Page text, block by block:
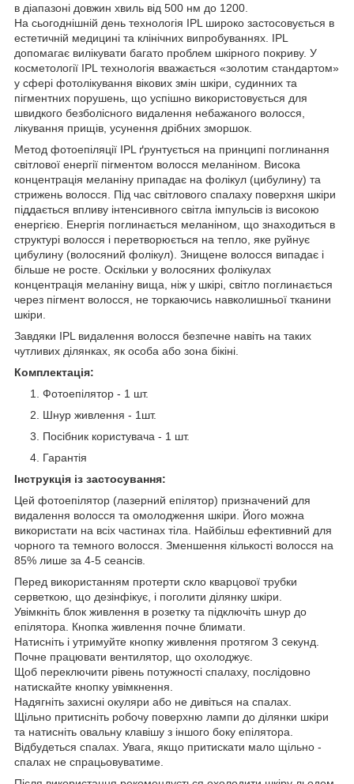
в діапазоні довжин хвиль від 500 нм до 1200.
На сьогоднішній день технологія IPL широко застосовується в
естетичній медицині та клінічних випробуваннях. IPL
допомагає вилікувати багато проблем шкірного покриву. У
косметології IPL технологія вважається «золотим стандартом»
у сфері фотолікування вікових змін шкіри, судинних та
пігментних порушень, що успішно використовується для
швидкого безболісного видалення небажаного волосся,
лікування прищів, усунення дрібних зморшок.
Метод фотоепіляції IPL ґрунтується на принципі поглинання
світлової енергії пігментом волосся меланіном. Висока
концентрація меланіну припадає на фолікул (цибулину) та
стрижень волосся. Під час світлового спалаху поверхня шкіри
піддається впливу інтенсивного світла імпульсів із високою
енергією. Енергія поглинається меланіном, що знаходиться в
структурі волосся і перетворюється на тепло, яке руйнує
цибулину (волосяний фолікул). Знищене волосся випадає і
більше не росте. Оскільки у волосяних фолікулах
концентрація меланіну вища, ніж у шкірі, світло поглинається
через пігмент волосся, не торкаючись навколишньої тканини
шкіри.
Завдяки IPL видалення волосся безпечне навіть на таких
чутливих ділянках, як особа або зона бікіні.
Комплектація:
Фотоепілятор - 1 шт.
Шнур живлення - 1шт.
Посібник користувача - 1 шт.
Гарантія
Інструкція із застосування:
Цей фотоепілятор (лазерний епілятор) призначений для
видалення волосся та омолодження шкіри. Його можна
використати на всіх частинах тіла. Найбільш ефективний для
чорного та темного волосся. Зменшення кількості волосся на
85% лише за 4-5 сеансів.
Перед використанням протерти скло кварцової трубки
серветкою, що дезінфікує, і поголити ділянку шкіри.
Увімкніть блок живлення в розетку та підключіть шнур до
епілятора. Кнопка живлення почне блимати.
Натисніть і утримуйте кнопку живлення протягом 3 секунд.
Почне працювати вентилятор, що охолоджує.
Щоб переключити рівень потужності спалаху, послідовно
натискайте кнопку увімкнення.
Надягніть захисні окуляри або не дивіться на спалах.
Щільно притисніть робочу поверхню лампи до ділянки шкіри
та натисніть овальну клавішу з іншого боку епілятора.
Відбудеться спалах. Увага, якщо притискати мало щільно -
спалах не спрацьовуватиме.